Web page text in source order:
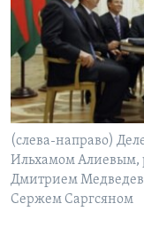
Learning English
СОЦИАЛЬНЫЕ СЕТИ
Языки
(слева-направо)
Ильхамом Алиевым,
Дмитрием
Сержем Саргсяном